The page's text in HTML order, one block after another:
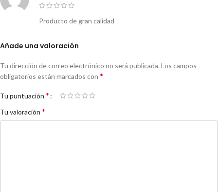
Producto de gran calidad
Añade una valoración
Tu dirección de correo electrónico no será publicada. Los campos
obligatorios están marcados con *
Tu puntuación *
Tu valoración *